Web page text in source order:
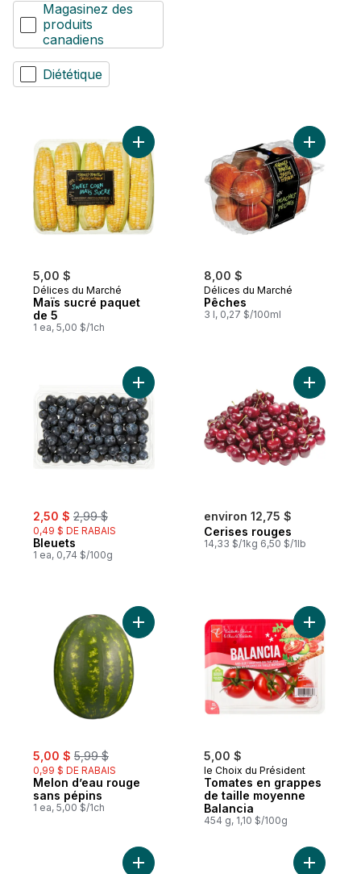
Magasinez des
produits
canadiens
Diététique
5,00 $
Délices du Marché
Maïs sucré paquet
de 5
1 ea, 5,00 $/1ch
Ajouter Maïs sucré paquet de 5 au panier
8,00 $
Délices du Marché
Pêches
3 l, 0,27 $/100ml
Ajouter
sale:
2,50 $ , formerly:
2,99 $
0,49 $ DE RABAIS
Bleuets
1 ea, 0,74 $/100g
Ajouter Bleuets au panier
environ 12,75 $
Cerises rouges
14,33 $/1kg 6,50 $/1lb
Ajouter
sale:
5,00 $ , formerly:
5,99 $
0,99 $ DE RABAIS
Melon d’eau rouge
sans pépins
1 ea, 5,00 $/1ch
Ajouter Melon d’eau rouge sans pépins
5,00 $
le Choix du Président
Tomates en grappes
de taille moyenne
Balancia
454 g, 1,10 $/100g
Ajouter
Ajouter Maïs deux couleurs, maïs en épis
Ajouter